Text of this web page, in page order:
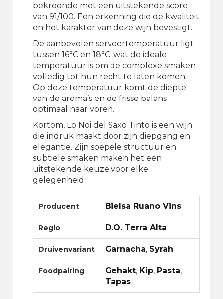
bekroonde met een uitstekende score
van 91/100. Een erkenning die de kwaliteit
en het karakter van deze wijn bevestigt.
De aanbevolen serveertemperatuur ligt
tussen 16°C en 18°C, wat de ideale
temperatuur is om de complexe smaken
volledig tot hun recht te laten komen.
Op deze temperatuur komt de diepte
van de aroma’s en de frisse balans
optimaal naar voren.
Kortom, Lo Noi del Saxo Tinto is een wijn
die indruk maakt door zijn diepgang en
elegantie. Zijn soepele structuur en
subtiele smaken maken het een
uitstekende keuze voor elke
gelegenheid.
Producent Bielsa Ruano Vins
Regio D.O. Terra Alta
Druivenvariant Garnacha, Syrah
Foodpairing Gehakt, Kip, Pasta,
Tapas